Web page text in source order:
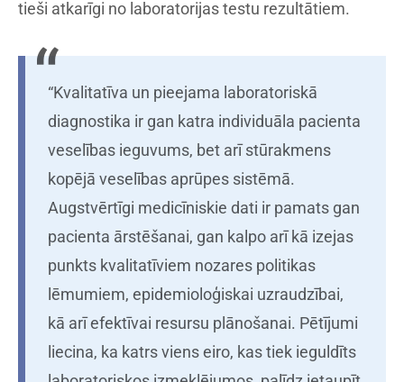
tieši atkarīgi no laboratorijas testu rezultātiem.
“Kvalitatīva un pieejama laboratoriskā
diagnostika ir gan katra individuāla pacienta
veselības ieguvums, bet arī stūrakmens
kopējā veselības aprūpes sistēmā.
Augstvērtīgi medicīniskie dati ir pamats gan
pacienta ārstēšanai, gan kalpo arī kā izejas
punkts kvalitatīviem nozares politikas
lēmumiem, epidemioloģiskai uzraudzībai,
kā arī efektīvai resursu plānošanai. Pētījumi
liecina, ka katrs viens eiro, kas tiek ieguldīts